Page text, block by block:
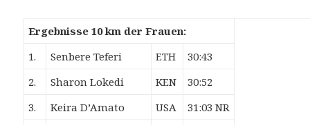
Ergebnisse 10 km der Frauen:
1.
Senbere Teferi ETH
30:43
2.
Sharon Lokedi KEN
30:52
3.
Keira D’Amato USA
31:03 NR